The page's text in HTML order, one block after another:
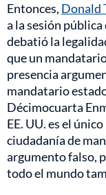
Entonces, Donald
a la sesión pública
debatió la
que un
presencia
mandatario
Décimocuarta
EE. UU. es el
ciudadanía de
argumento falso,
todo el mundo